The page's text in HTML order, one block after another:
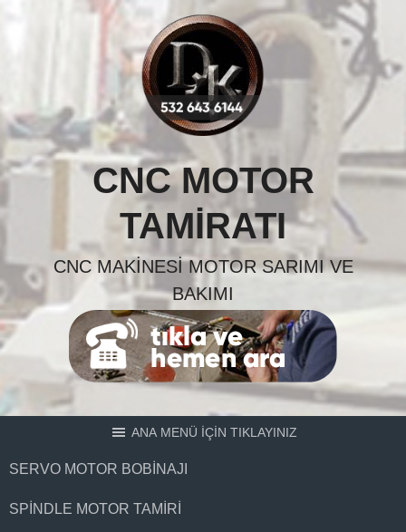
CNC MOTOR
TAMIRATI
CNC MAKINESI MOTOR SARIMI VE
BAKIMI
ANA MENÜ İÇİN TIKLAYINIZ
SERVO MOTOR BOBINAJI
SPINDLE MOTOR TAMIRI